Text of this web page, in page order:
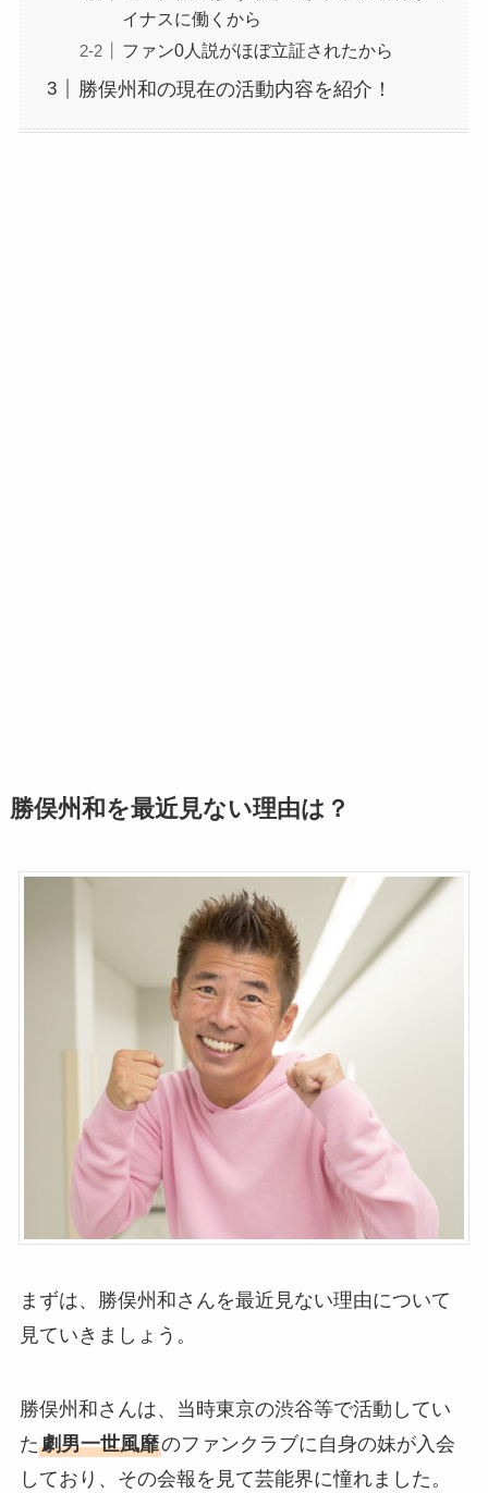
イナスに働くから
ファン0人説がほぼ立証されたから
勝俣州和の現在の活動内容を紹介！
勝俣州和を最近見ない理由は？
まずは、勝俣州和さんを最近見ない理由について
見ていきましょう。
勝俣州和さんは、当時東京の渋谷等で活動してい
た劇男一世風靡のファンクラブに自身の妹が入会
しており、その会報を見て芸能界に憧れました。